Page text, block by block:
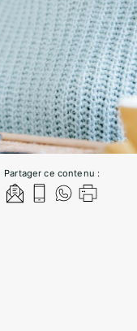
Partager ce contenu :